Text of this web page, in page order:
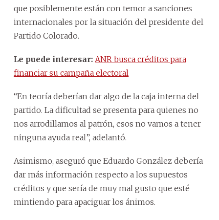
que posiblemente están con temor a sanciones
internacionales por la situación del presidente del
Partido Colorado.
Le puede interesar: ANR busca créditos para
financiar su campaña electoral
“En teoría deberían dar algo de la caja interna del
partido. La dificultad se presenta para quienes no
nos arrodillamos al patrón, esos no vamos a tener
ninguna ayuda real”, adelantó.
Asimismo, aseguró que Eduardo González debería
dar más información respecto a los supuestos
créditos y que sería de muy mal gusto que esté
mintiendo para apaciguar los ánimos.